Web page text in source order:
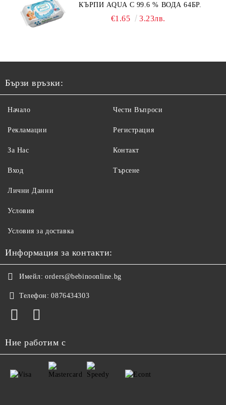
КЪРПИ AQUA С 99.6 % ВОДА 64БР.
€1.65 3.23лв.
Бързи връзки:
Начало
Рекламации
За Нас
Вход
Чести Въпроси
Регистрация
Контакт
Търсене
Лични Данни
Условия
Условия за доставка
Информация за контакти:
Имейл: orders@bebinoonline.bg
Телефон: 0876434303
Ние работим с